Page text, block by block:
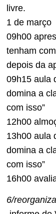
livre.
1 de março
09h00
tenham
depois da
09h15 aula
domina a
com isso”
12h00
13h00 aula
domina a
com isso”
16h00
6/